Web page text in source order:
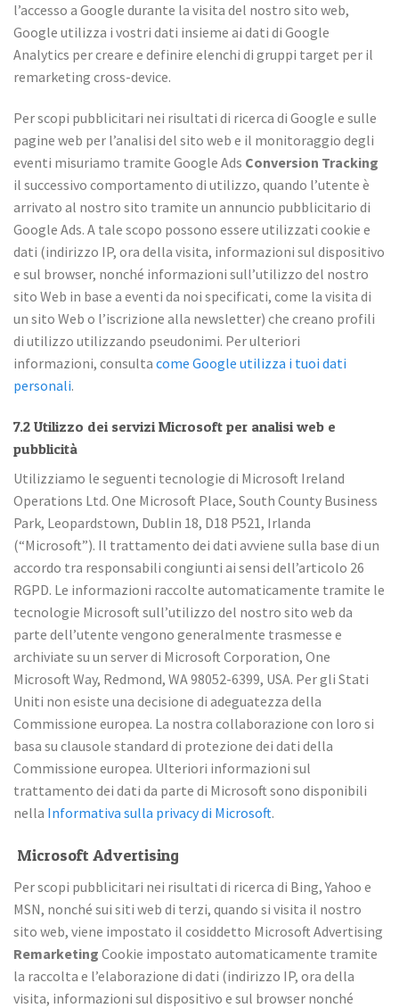
l’accesso a Google durante la visita del nostro sito web,
Google utilizza i vostri dati insieme ai dati di Google
Analytics per creare e definire elenchi di gruppi target per il
remarketing cross-device.
Per scopi pubblicitari nei risultati di ricerca di Google e sulle
pagine web per l’analisi del sito web e il monitoraggio degli
eventi misuriamo tramite Google Ads Conversion Tracking
il successivo comportamento di utilizzo, quando l’utente è
arrivato al nostro sito tramite un annuncio pubblicitario di
Google Ads. A tale scopo possono essere utilizzati cookie e
dati (indirizzo IP, ora della visita, informazioni sul dispositivo
e sul browser, nonché informazioni sull’utilizzo del nostro
sito Web in base a eventi da noi specificati, come la visita di
un sito Web o l’iscrizione alla newsletter) che creano profili
di utilizzo utilizzando pseudonimi. Per ulteriori
informazioni, consulta come Google utilizza i tuoi dati
personali.
7.2 Utilizzo dei servizi Microsoft per analisi web e
pubblicità
Utilizziamo le seguenti tecnologie di Microsoft Ireland
Operations Ltd. One Microsoft Place, South County Business
Park, Leopardstown, Dublin 18, D18 P521, Irlanda
(“Microsoft”). Il trattamento dei dati avviene sulla base di un
accordo tra responsabili congiunti ai sensi dell’articolo 26
RGPD. Le informazioni raccolte automaticamente tramite le
tecnologie Microsoft sull’utilizzo del nostro sito web da
parte dell’utente vengono generalmente trasmesse e
archiviate su un server di Microsoft Corporation, One
Microsoft Way, Redmond, WA 98052-6399, USA. Per gli Stati
Uniti non esiste una decisione di adeguatezza della
Commissione europea. La nostra collaborazione con loro si
basa su clausole standard di protezione dei dati della
Commissione europea. Ulteriori informazioni sul
trattamento dei dati da parte di Microsoft sono disponibili
nella Informativa sulla privacy di Microsoft.
Microsoft Advertising
Per scopi pubblicitari nei risultati di ricerca di Bing, Yahoo e
MSN, nonché sui siti web di terzi, quando si visita il nostro
sito web, viene impostato il cosiddetto Microsoft Advertising
Remarketing Cookie impostato automaticamente tramite
la raccolta e l’elaborazione di dati (indirizzo IP, ora della
visita, informazioni sul dispositivo e sul browser nonché